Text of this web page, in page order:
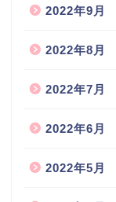
2022年9月
2022年8月
2022年7月
2022年6月
2022年5月